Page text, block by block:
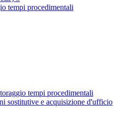
tempi procedimentali
tempi procedimentali
sostitutive e acquisizione d'ufficio